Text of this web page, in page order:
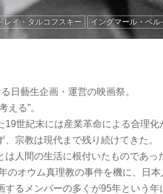
レイ・タルコフスキー イングマール・ベル
日藝生企画・運営の映画祭。
える”。
世紀末には産業革命による合理化
、宗教は現代まで残り続けてきた。
は人間の生活に根付いたものであっ
オウム真理教の事件を機に、日本
するメンバーの多くが95年という